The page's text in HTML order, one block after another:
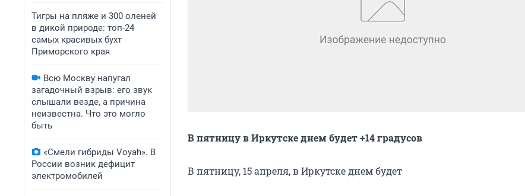
Тигры на пляже и 300 оленей
в дикой природе: топ-24
самых красивых бухт
Приморского края
Всю Москву напугал
загадочный взрыв: его звук
слышали везде, а причина
неизвестна. Что это могло
быть
«Смели гибриды Voyah». В
России возник дефицит
электромобилей
В пятницу в Иркутске днем будет +14 градусов
В пятницу, 15 апреля, в Иркутске днем будет